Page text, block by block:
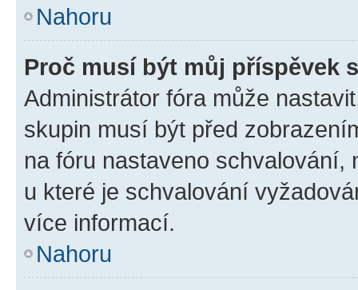
Nahoru
Proč musí být můj příspěvek
Administrátor fóra může
skupin musí být před
na fóru nastaveno schvalování,
u které je schvalování
více informací.
Nahoru